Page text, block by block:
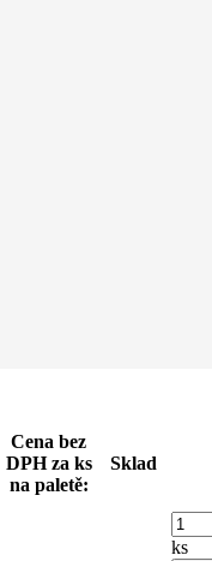
Cena bez
DPH za ks
na paletě:
Sklad
ks